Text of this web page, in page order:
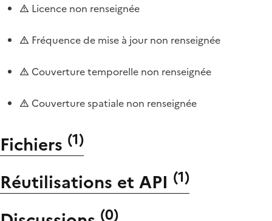
Licence non renseignée
Fréquence de mise à jour non renseignée
Couverture temporelle non renseignée
Couverture spatiale non renseignée
Fichiers (1)
Réutilisations et API (1)
(0)